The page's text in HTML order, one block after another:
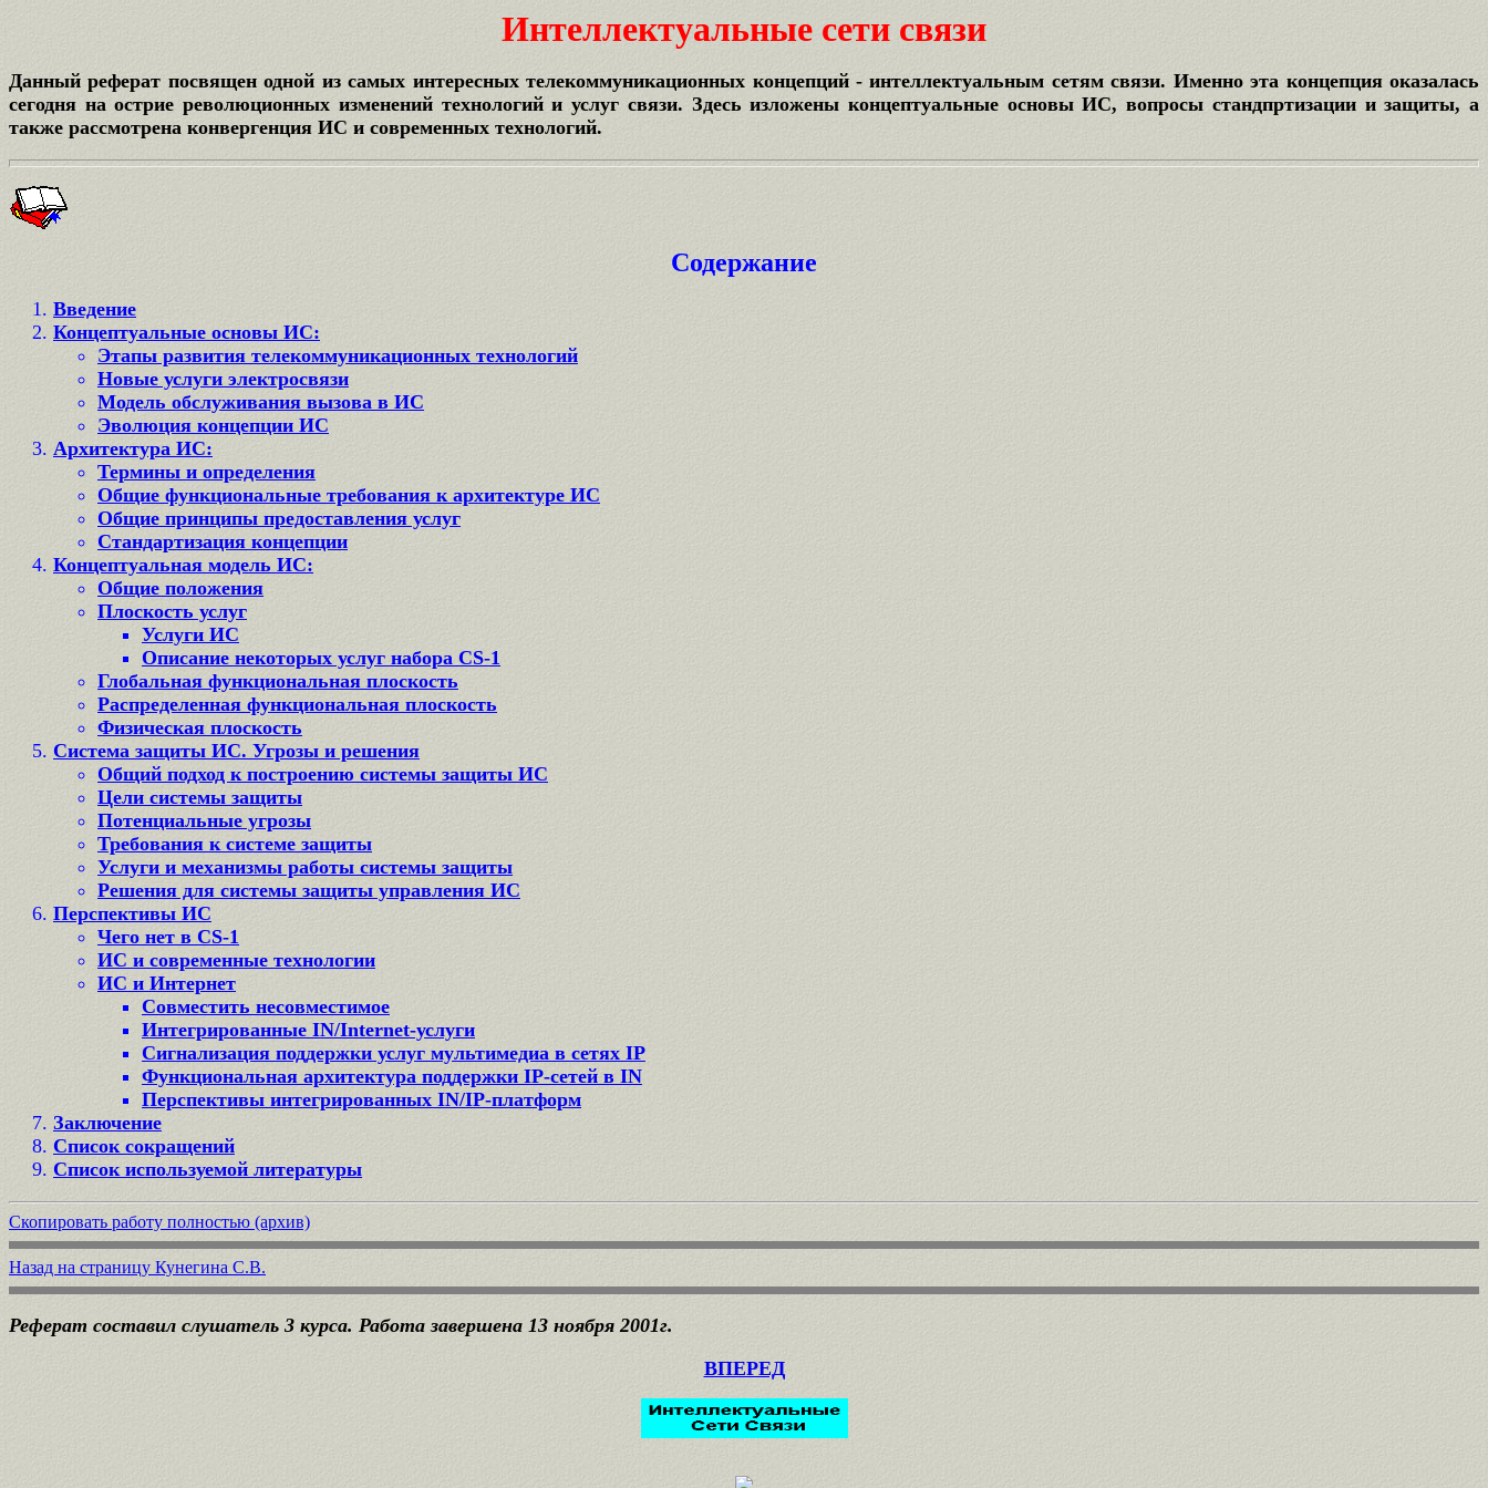
Интеллектуальные сети связи
Данный реферат посвящен одной из самых интересных телекоммуникационных концепций - интеллектуальным сетям связи. Именно эта концепция оказалась
сегодня на острие революционных изменений технологий и услуг связи. Здесь изложены концептуальные основы ИС, вопросы стандпртизации и защиты, а
также рассмотрена конвергенция ИС и современных технологий.
Содержание
Введение
Концептуальные основы ИС:
Этапы развития телекоммуникационных технологий
Новые услуги электросвязи
Модель обслуживания вызова в ИС
Эволюция концепции ИС
Архитектура ИС:
Термины и определения
Общие функциональные требования к архитектуре ИС
Общие принципы предоставления услуг
Стандартизация концепции
Концептуальная модель ИС:
Общие положения
Плоскость услуг
Услуги ИС
Описание некоторых услуг набора CS-1
Глобальная функциональная плоскость
Распределенная функциональная плоскость
Физическая плоскость
Система защиты ИС. Угрозы и решения
Общий подход к построению системы защиты ИС
Цели системы защиты
Потенциальные угрозы
Требования к системе защиты
Услуги и механизмы работы системы защиты
Решения для системы защиты управления ИС
Перспективы ИС
Чего нет в CS-1
ИС и современные технологии
ИС и Интернет
Совместить несовместимое
Интегрированные IN/Internet-услуги
Сигнализация поддержки услуг мультимедиа в сетях IP
Функциональная архитектура поддержки IP-сетей в IN
Перспективы интегрированных IN/IP-платформ
Заключение
Список сокращений
Список используемой литературы
Скопировать работу полностью (архив)
Назад на страницу Кунегина С.В.
Реферат составил слушатель 3 курса. Работа завершена 13 ноября 2001г.
ВПЕРЕД